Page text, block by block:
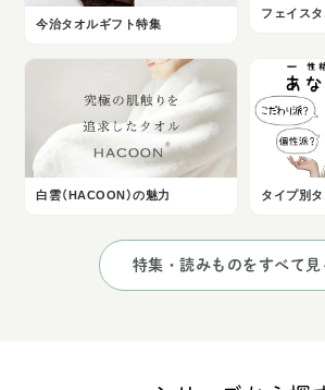
今治タオルギフト特集
フェイス
白雲（HACOON）の魅力 タイプ別
特集・読みものをすべて見